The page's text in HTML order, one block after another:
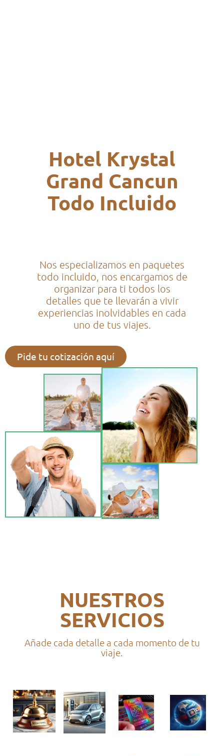
Hotel Krystal
Grand Cancun
Todo Incluido
Nos especializamos en paquetes
todo incluido, nos encargamos de
organizar para ti todos los
detalles que te llevarán a vivir
experiencias inolvidables en cada
uno de tus viajes.
Pide tu cotización aquí
NUESTROS
SERVICIOS
Añade cada detalle a cada momento de tu
viaje.